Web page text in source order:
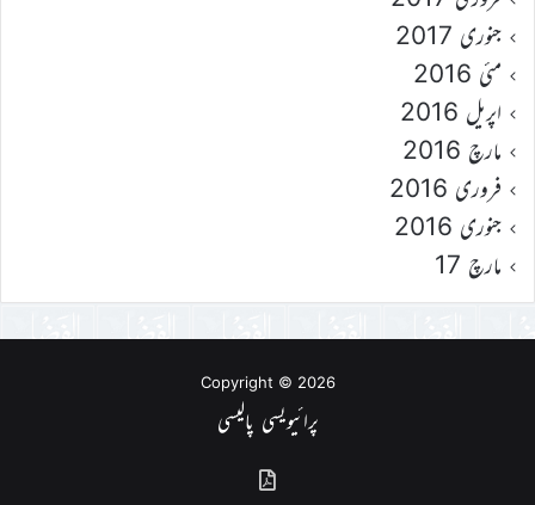
جنوری 2017
مئی 2016
اپریل 2016
مارچ 2016
فروری 2016
جنوری 2016
مارچ 17
Copyright © 2026
پرائیویسی پالیسی
گذشتہ